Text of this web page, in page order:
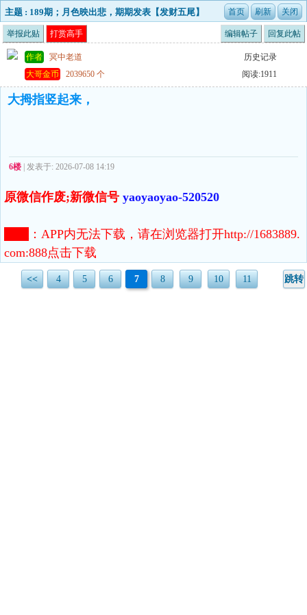
主题 : 189期；月色映出悲，期期发表【发财五尾】
经典资料！
举报此贴 打赏高手 编辑帖子 回复此帖
作者 冥中老道
历史记录
大哥金币
2039650 个 阅读:1911
大拇指竖起来，
6楼 | 发表于: 2026-07-08 14:19
原微信作废;新微信号 yaoyaoyao-520520
： APP内无法下载，请在浏览器打开http://1683889.
com:888点击下载
<< 4 5 6 7 8 9 10 11 跳转